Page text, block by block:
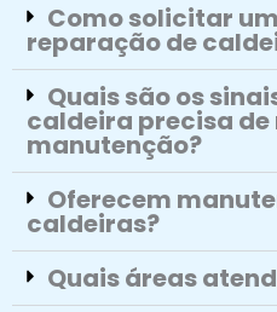
Como solicitar
reparação de
Quais são os
caldeira precisa
manutenção?
Oferecem
caldeiras?
Quais áreas